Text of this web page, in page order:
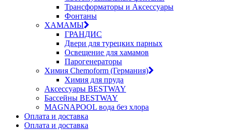
Трансформаторы и Аксессуары
Фонтаны
ХАМАМЫ
ГРАНДИС
Двери для турецких парных
Освещение для хамамов
Парогенераторы
Химия Chemoform (Германия)
Химия для пруда
Аксессуары BESTWAY
Бассейны BESTWAY
MAGNAPOOL вода без хлора
Оплата и доставка
Оплата и доставка